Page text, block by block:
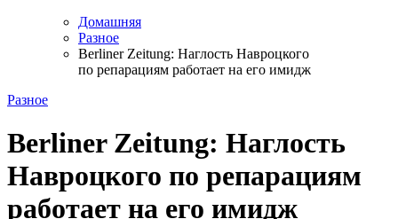
Домашняя
Разное
Berliner Zeitung: Наглость Навроцкого
по репарациям работает на его имидж
Разное
Berliner Zeitung: Наглость
Навроцкого по репарациям
работает на его имидж